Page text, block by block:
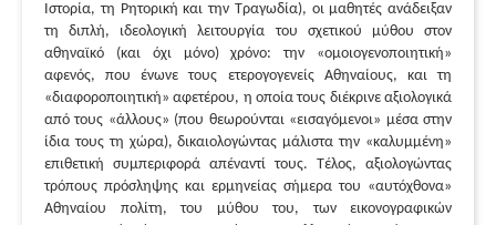
Ιστορία, τη Ρητορική και την Τραγωδία), οι μαθητές ανάδειξαν
τη διπλή, ιδεολογική λειτουργία του σχετικού μύθου στον
αθηναϊκό (και όχι μόνο) χρόνο: την «ομοιογενοποιητική»
αφενός, που ένωνε τους ετερογογενείς Αθηναίους, και τη
«διαφοροποιητική» αφετέρου, η οποία τους διέκρινε αξιολογικά
από τους «άλλους» (που θεωρούνται «εισαγόμενοι» μέσα στην
ίδια τους τη χώρα), δικαιολογώντας μάλιστα την «καλυμμένη»
επιθετική συμπεριφορά απέναντί τους. Τέλος, αξιολογώντας
τρόπους πρόσληψης και ερμηνείας σήμερα του «αυτόχθονα»
Αθηναίου πολίτη, του μύθου του, των εικονογραφικών